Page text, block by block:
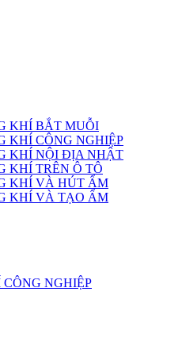
KHÍ BẮT MUỖI
KHÍ CÔNG NGHIỆP
KHÍ NỘI ĐỊA NHẬT
KHÍ TRÊN Ô TÔ
KHÍ VÀ HÚT ẨM
KHÍ VÀ TẠO ẨM
NGHIỆP